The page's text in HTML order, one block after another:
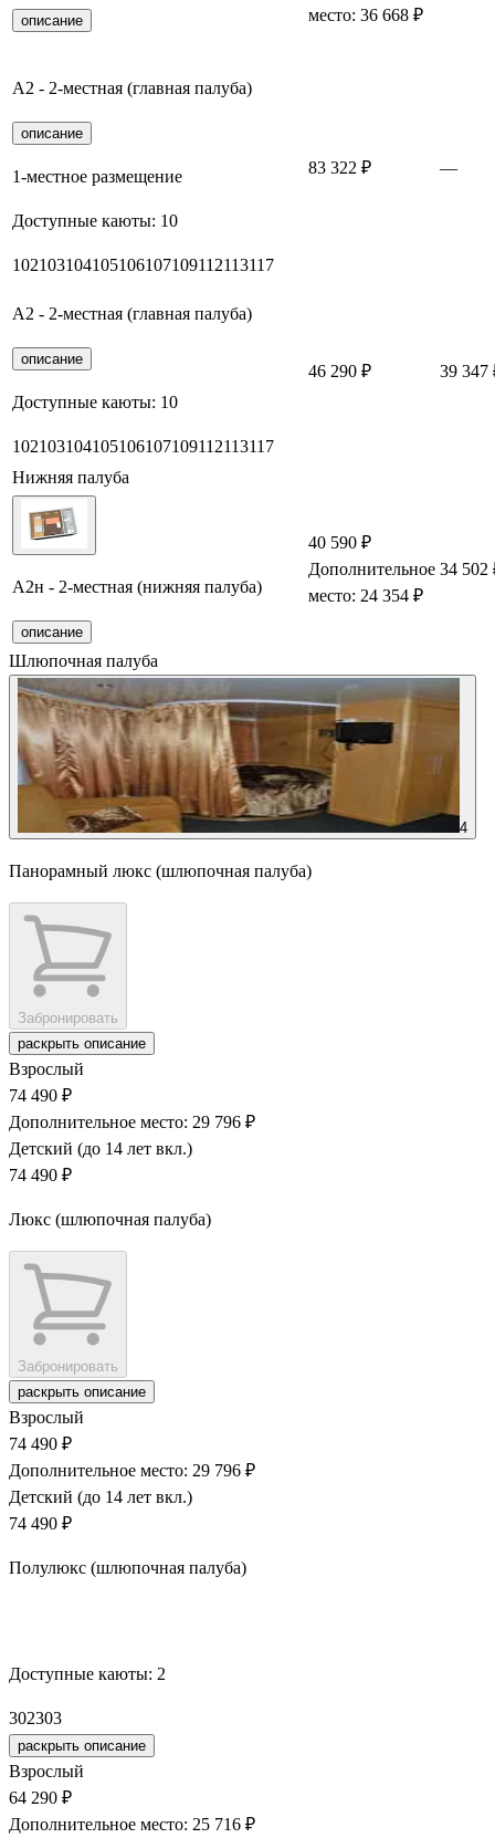
описание
место: 36 668 ₽
А2 - 2-местная (главная палуба)
описание
1-местное размещение
Доступные каюты: 10
102103104105106107109112113117
83 322 ₽ —
А2 - 2-местная (главная палуба)
описание
Доступные каюты: 10
102103104105106107109112113117
46 290 ₽ 39 347
Нижняя палуба
А2н - 2-местная (нижняя палуба)
описание
40 590 ₽
Дополнительное
место: 24 354 ₽
34 502
Шлюпочная палуба
4
Панорамный люкс (шлюпочная палуба)
Забронировать
раскрыть описание
Взрослый
74 490 ₽
Дополнительное место: 29 796 ₽
Детский (до 14 лет вкл.)
74 490 ₽
Люкс (шлюпочная палуба)
Забронировать
раскрыть описание
Взрослый
74 490 ₽
Дополнительное место: 29 796 ₽
Детский (до 14 лет вкл.)
74 490 ₽
Полулюкс (шлюпочная палуба)
Доступные каюты: 2
302303
раскрыть описание
Взрослый
64 290 ₽
Дополнительное место: 25 716 ₽